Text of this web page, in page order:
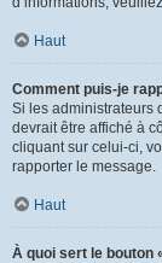
Haut
Comment puis-je
Si les administrateurs
devrait être affiché à
cliquant sur celui-ci,
rapporter le message.
Haut
À quoi sert le bouton